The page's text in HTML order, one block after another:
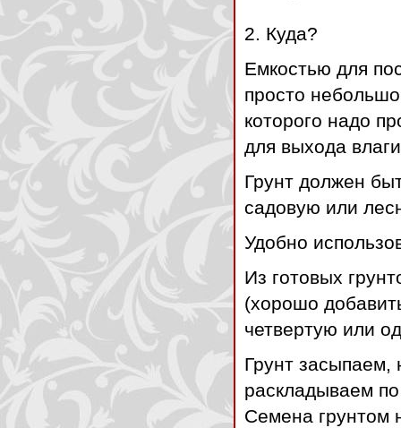
2. Куда?
Емкостью для
просто
которого надо
для выхода
Грунт должен
садовую или
Удобно
Из готовых
(хорошо
четвертую или
Грунт засыпаем,
раскладываем
Семена грунтом